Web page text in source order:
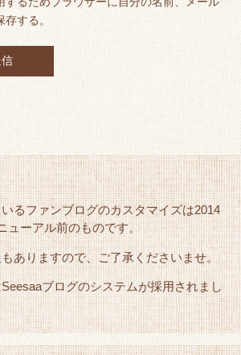
する。
るファンブログのカスタマイズは2014
ューアル前のものです。
ありますので、ご了承くださいませ。
ブログのシステムが採用されまし